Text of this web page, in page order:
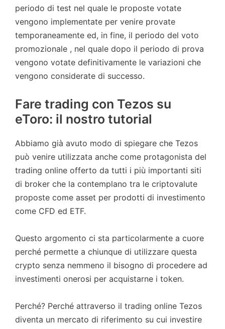
periodo di test nel quale le proposte votate
vengono implementate per venire provate
temporaneamente ed, in fine, il periodo del voto
promozionale , nel quale dopo il periodo di prova
vengono votate definitivamente le variazioni che
vengono considerate di successo.
Fare trading con Tezos su
eToro: il nostro tutorial
Abbiamo già avuto modo di spiegare che Tezos
può venire utilizzata anche come protagonista del
trading online offerto da tutti i più importanti siti
di broker che la contemplano tra le criptovalute
proposte come asset per prodotti di investimento
come CFD ed ETF.
Questo argomento ci sta particolarmente a cuore
perché permette a chiunque di utilizzare questa
crypto senza nemmeno il bisogno di procedere ad
investimenti onerosi per acquistarne i token.
Perché? Perché attraverso il trading online Tezos
diventa un mercato di riferimento su cui investire